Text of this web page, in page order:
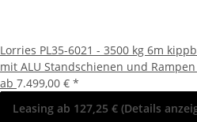
Lorries PL35-6021 - 3500 kg 6m
mit ALU Standschienen und Rampen
ab 7.499,00 € *
Leasing ab 127,25 € (Details